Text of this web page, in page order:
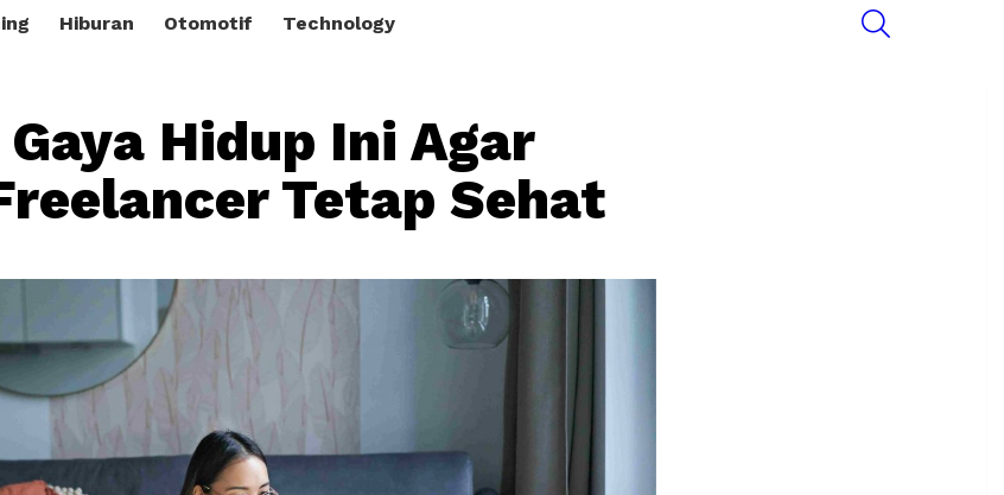
Hiburan Otomotif Technology
Hidup Ini Agar
Tetap Sehat